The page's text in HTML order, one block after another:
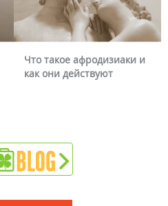
Что такое афродизиаки и
как они действуют